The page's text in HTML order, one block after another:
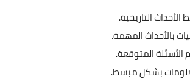
التاريخية.
بالأحداث المهمة.
المتوقعة.
بشكل مبسط.